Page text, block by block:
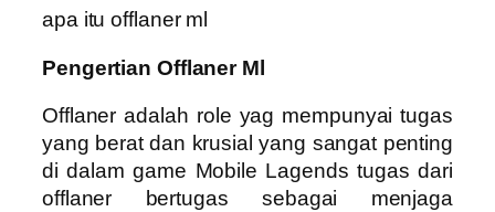
apa itu offlaner ml
Pengertian Offlaner Ml
Offlaner adalah role yag mempunyai tugas
yang berat dan krusial yang sangat penting
di dalam game Mobile Lagends tugas dari
offlaner bertugas sebagai menjaga